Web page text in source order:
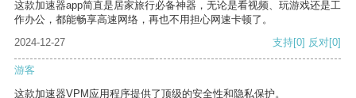
这款加速器app简直是居家旅行必备神器，无论是看视频、玩游戏还是工
作办公，都能畅享高速网络，再也不用担心网速卡顿了。
2024-12-27
支持[0] 反对[0]
游客
这款加速器VPM应用程序提供了顶级的安全性和隐私保护。